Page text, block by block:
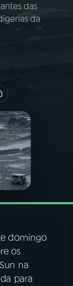
das
da
domingo
os
na
para